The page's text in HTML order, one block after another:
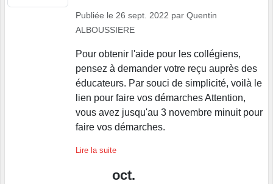
Publiée le 26 sept. 2022 par Quentin
ALBOUSSIERE
Pour obtenir l'aide pour les collégiens,
pensez à demander votre reçu auprès des
éducateurs. Par souci de simplicité, voilà le
lien pour faire vos démarches Attention,
vous avez jusqu'au 3 novembre minuit pour
faire vos démarches.
Lire la suite
oct.